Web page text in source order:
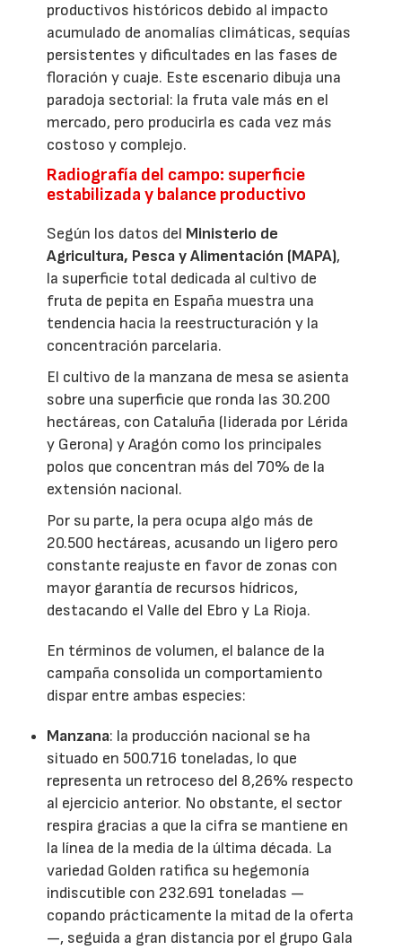
productivos históricos debido al impacto
acumulado de anomalías climáticas, sequías
persistentes y dificultades en las fases de
floración y cuaje. Este escenario dibuja una
paradoja sectorial: la fruta vale más en el
mercado, pero producirla es cada vez más
costoso y complejo.
Radiografía del campo: superficie
estabilizada y balance productivo
Según los datos del Ministerio de
Agricultura, Pesca y Alimentación (MAPA),
la superficie total dedicada al cultivo de
fruta de pepita en España muestra una
tendencia hacia la reestructuración y la
concentración parcelaria.
El cultivo de la manzana de mesa se asienta
sobre una superficie que ronda las 30.200
hectáreas, con Cataluña (liderada por Lérida
y Gerona) y Aragón como los principales
polos que concentran más del 70% de la
extensión nacional.
Por su parte, la pera ocupa algo más de
20.500 hectáreas, acusando un ligero pero
constante reajuste en favor de zonas con
mayor garantía de recursos hídricos,
destacando el Valle del Ebro y La Rioja.
En términos de volumen, el balance de la
campaña consolida un comportamiento
dispar entre ambas especies:
Manzana: la producción nacional se ha
situado en 500.716 toneladas, lo que
representa un retroceso del 8,26% respecto
al ejercicio anterior. No obstante, el sector
respira gracias a que la cifra se mantiene en
la línea de la media de la última década. La
variedad Golden ratifica su hegemonía
indiscutible con 232.691 toneladas —
copando prácticamente la mitad de la oferta
—, seguida a gran distancia por el grupo Gala